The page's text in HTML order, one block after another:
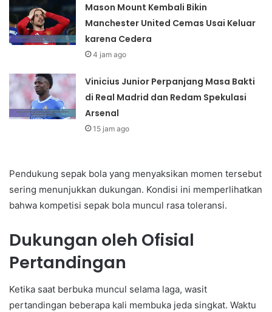
Mason Mount Kembali Bikin
Manchester United Cemas Usai Keluar
karena Cedera
4 jam ago
Vinicius Junior Perpanjang Masa Bakti
di Real Madrid dan Redam Spekulasi
Arsenal
15 jam ago
Pendukung sepak bola yang menyaksikan momen tersebut
sering menunjukkan dukungan. Kondisi ini memperlihatkan
bahwa kompetisi sepak bola muncul rasa toleransi.
Dukungan oleh Ofisial
Pertandingan
Ketika saat berbuka muncul selama laga, wasit
pertandingan beberapa kali membuka jeda singkat. Waktu